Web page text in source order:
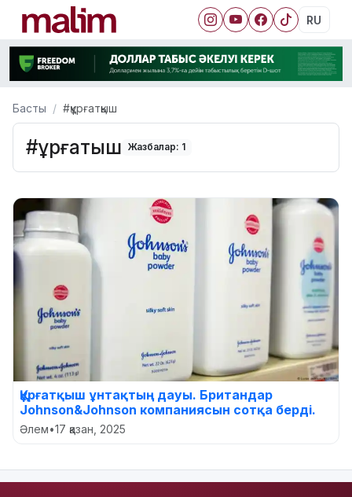
RU
Басты #құрғатқыш
#құрғатқыш Жазбалар: 1
Құрғатқыш ұнтақтың дауы. Британдар
Johnson&Johnson компаниясын сотқа берді.
Әлем•17 қазан, 2025